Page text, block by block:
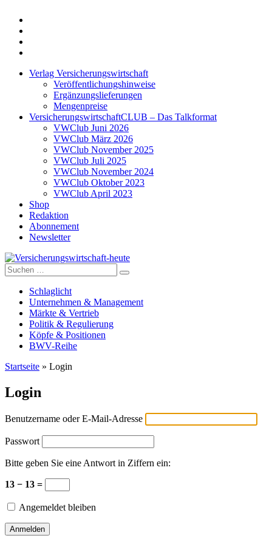
Verlag Versicherungswirtschaft
Veröffentlichungshinweise
Ergänzungslieferungen
Mengenpreise
VersicherungswirtschaftCLUB – Das Talkformat
VWClub Juni 2026
VWClub März 2026
VWClub November 2025
VWClub Juli 2025
VWClub November 2024
VWClub Oktober 2023
VWClub April 2023
Shop
Redaktion
Abonnement
Newsletter
Versicherungswirtschaft-heute
Suche
nach:
Schlaglicht
Unternehmen & Management
Märkte & Vertrieb
Politik & Regulierung
Köpfe & Positionen
BWV-Reihe
Startseite » Login
Login
Benutzername oder E-Mail-Adresse
Passwort
Bitte geben Sie eine Antwort in Ziffern ein:
13 − 13 =
Angemeldet bleiben